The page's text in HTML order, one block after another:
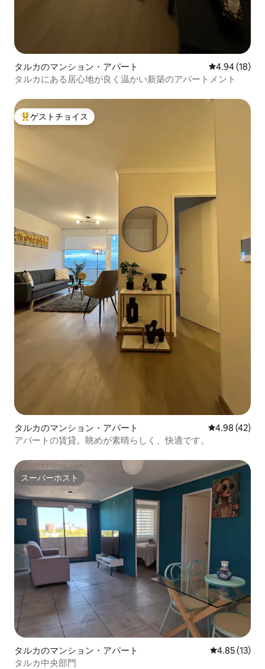
タルカのマンション・アパート レビュー18
4.94 (18)
タルカにある居心地が良く温かい新築のアパートメント
大好評のゲストチョイスです。
ゲストチョイス
タルカのマンション・アパート レビュー42
4.98 (42)
アパートの賃貸。眺めが素晴らしく、快適です。
スーパーホスト
スーパーホスト
タルカのマンション・アパート レビュー13
4.85 (13)
タルカ中央部門